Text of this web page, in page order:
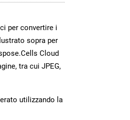
per convertire i
sopra per
Cloud
tra cui JPEG,
utilizzando la